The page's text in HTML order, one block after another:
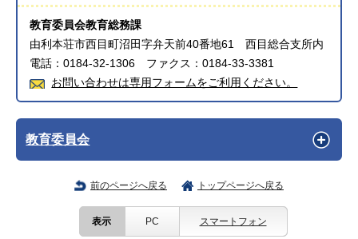
教育委員会教育総務課
由利本荘市西目町沼田字弁天前40番地61 西目総合支所内
電話：0184-32-1306 ファクス：0184-33-3381
お問い合わせは専用フォームをご利用ください。
教育委員会
前のページへ戻る トップページへ戻る
表示 PC スマートフォン